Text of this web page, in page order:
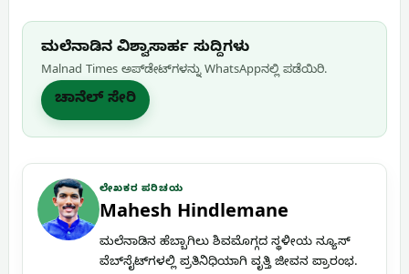
ಮಲೆನಾಡಿನ ವಿಶ್ವಾಸಾರ್ಹ ಸುದ್ದಿಗಳು
Malnad Times ಅಪ್‌ಡೇಟ್‌ಗಳನ್ನು WhatsApp‌ನಲ್ಲಿ ಪಡೆಯಿರಿ.
ಚಾನೆಲ್ ಸೇರಿ
ಲೇಖಕರ ಪರಿಚಯ
Mahesh Hindlemane
ಮಲೆನಾಡಿನ ಹೆಬ್ಬಾಗಿಲು ಶಿವಮೊಗ್ಗದ ಸ್ಥಳೀಯ ನ್ಯೂಸ್
ವೆಬ್‌ಸೈಟ್‌ಗಳಲ್ಲಿ ಪ್ರತಿನಿಧಿಯಾಗಿ ವೃತ್ತಿ ಜೀವನ ಪ್ರಾರಂಭ.